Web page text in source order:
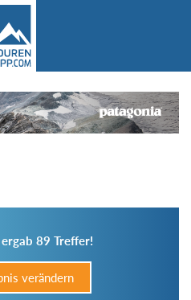
89 Treffer!
verändern